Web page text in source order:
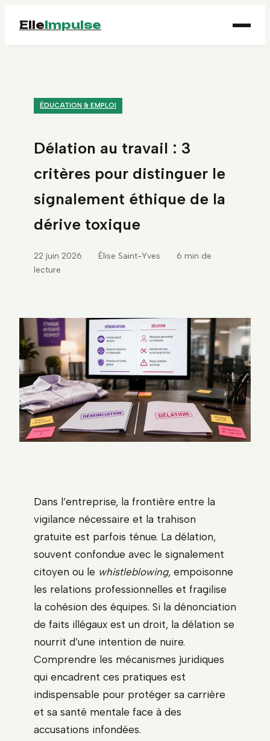
ElleImpulse
ÉDUCATION & EMPLOI
Délation au travail : 3
critères pour distinguer le
signalement éthique de la
dérive toxique
22 juin 2026 · Élise Saint-Yves ·
6 min de
lecture
Dans l’entreprise, la frontière entre la
vigilance nécessaire et la trahison
gratuite est parfois ténue. La délation,
souvent confondue avec le signalement
citoyen ou le whistleblowing, empoisonne
les relations professionnelles et fragilise
la cohésion des équipes. Si la dénonciation
de faits illégaux est un droit, la délation se
nourrit d’une intention de nuire.
Comprendre les mécanismes juridiques
qui encadrent ces pratiques est
indispensable pour protéger sa carrière
et sa santé mentale face à des
accusations infondées.